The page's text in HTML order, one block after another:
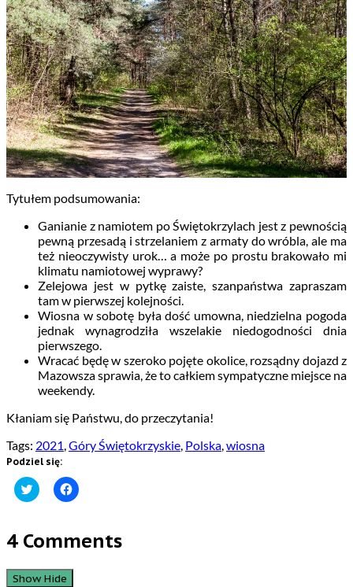
Tytułem podsumowania:
Ganianie z namiotem po Świętokrzylach jest z pewnością
pewną przesadą i strzelaniem z armaty do wróbla, ale ma
też nieoczywisty urok… a może po prostu brakowało mi
klimatu namiotowej wyprawy?
Zelejowa jest w pytkę zaiste, szanpaństwa zapraszam
tam w pierwszej kolejności.
Wiosna w sobotę była dość umowna, niedzielna pogoda
jednak wynagrodziła wszelakie niedogodności dnia
pierwszego.
Wracać będę w szeroko pojęte okolice, rozsądny dojazd z
Mazowsza sprawia, że to całkiem sympatyczne miejsce na
weekendy.
Kłaniam się Państwu, do przeczytania!
Tags: 2021,Góry Świętokrzyskie, Polska,wiosna
Podziel się:
Click
to
(Opens
in
window)
Click
to
(Opens
in
4 Comments
Show Hide